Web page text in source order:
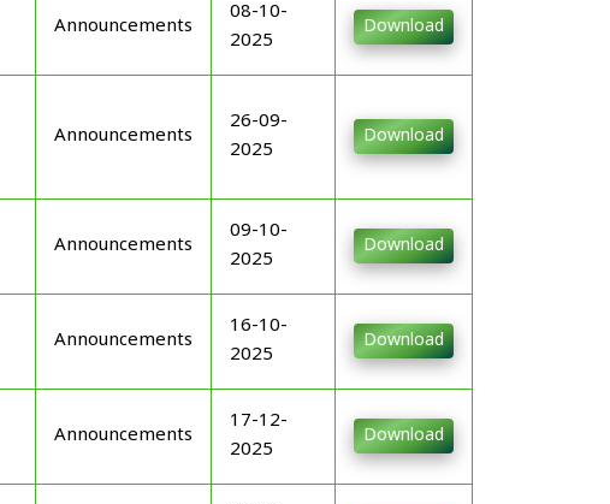
Announcements
08-10-
2025
Download
Announcements
26-09-
2025
Download
Announcements
09-10-
2025
Download
Announcements
16-10-
2025
Download
Announcements
17-12-
2025
Download